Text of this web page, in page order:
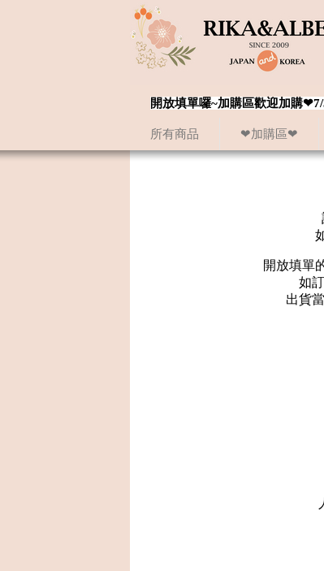
所有商品 ❤加購區❤
開放填單囉~加購區歡迎加購